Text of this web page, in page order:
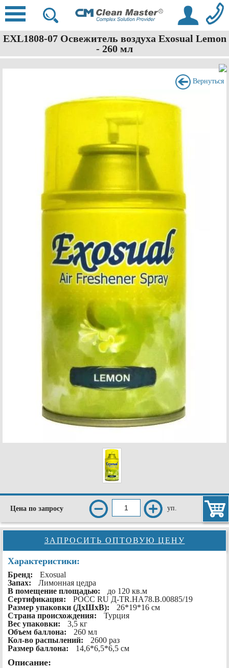
EXL1808-07 Освежитель воздуха Exosual Lemon
- 260 мл
Вернуться
Цена по запросу уп.
ЗАПРОСИТЬ ОПТОВУЮ ЦЕНУ
Характеристики:
Бренд:
Exosual
Запах:
Лимонная цедра
В помещение площадью:
до 120 кв.м
Сертификация:
РОСС RU Д-TR.HA78.B.00885/19
Размер упаковки (ДхШхВ):
26*19*16 см
Страна происхождения:
Турция
Вес упаковки:
3,5 кг
Объем баллона:
260 мл
Кол-во распылений:
2600 раз
Размер баллона:
14,6*6,5*6,5 см
Описание: